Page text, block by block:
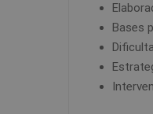
Bases